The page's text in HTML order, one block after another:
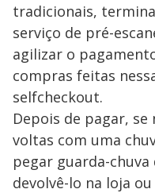
tradicionais,
serviço de pré-
agilizar o
compras feitas
selfcheckout.
Depois de pagar,
voltas com uma
pegar guarda-
devolvê-lo na loja